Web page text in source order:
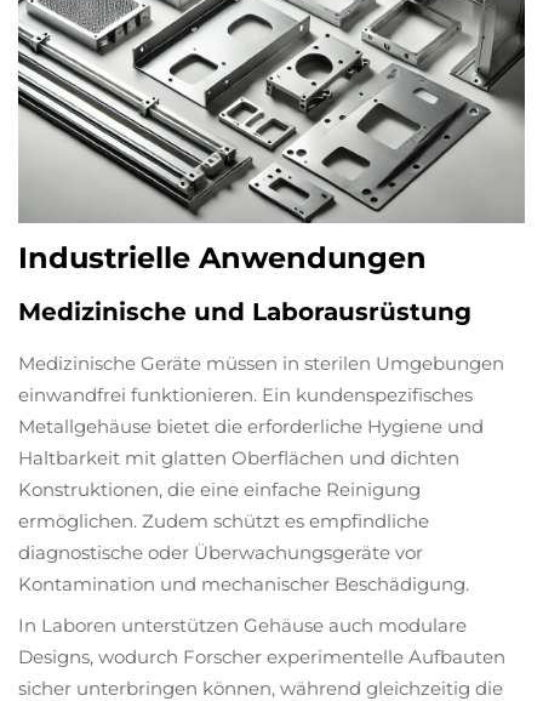
Industrielle Anwendungen
Medizinische und Laborausrüstung
Medizinische Geräte müssen in sterilen Umgebungen
einwandfrei funktionieren. Ein kundenspezifisches
Metallgehäuse bietet die erforderliche Hygiene und
Haltbarkeit mit glatten Oberflächen und dichten
Konstruktionen, die eine einfache Reinigung
ermöglichen. Zudem schützt es empfindliche
diagnostische oder Überwachungsgeräte vor
Kontamination und mechanischer Beschädigung.
In Laboren unterstützen Gehäuse auch modulare
Designs, wodurch Forscher experimentelle Aufbauten
sicher unterbringen können, während gleichzeitig die